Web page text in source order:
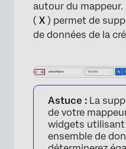
autour du mappeur.
( X ) permet de
de données de la
Astuce : La
de votre
widgets utilisant
ensemble de